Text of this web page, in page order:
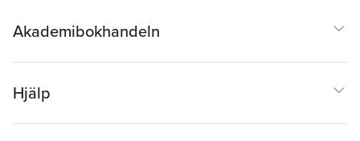
Akademibokhandeln
Hjälp